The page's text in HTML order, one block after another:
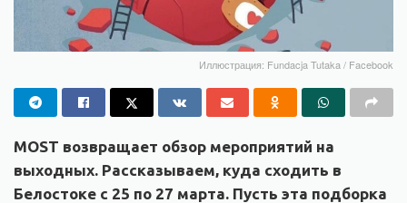
Иллюстрация: Fundacja Tutaka / Facebook
MOST возвращает обзор мероприятий на
выходных. Рассказываем, куда сходить в
Белостоке с 25 по 27 марта. Пусть эта подборка